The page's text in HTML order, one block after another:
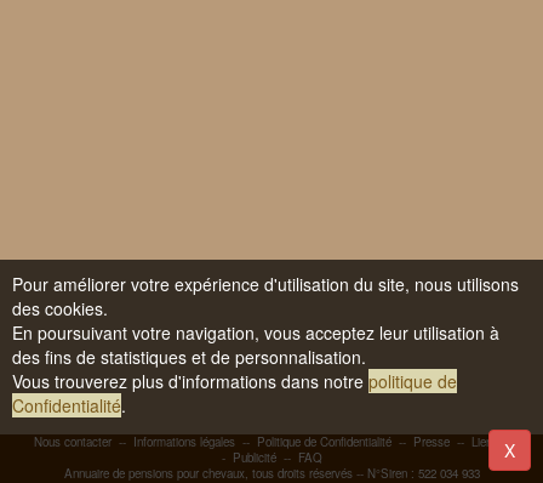
Nous contacter -- Informations légales -- Politique de Confidentialité -- Presse -- Liens
-
- Publicité-- FAQ
Annuaire de pensions pour chevaux, tous droits réservés -- N°Siren : 522 034 933
Pour améliorer votre expérience d'utilisation du site, nous utilisons
des cookies.
En poursuivant votre navigation, vous acceptez leur utilisation à
des fins de statistiques et de personnalisation.
Vous trouverez plus d'informations dans notre politique de
Confidentialité.
X